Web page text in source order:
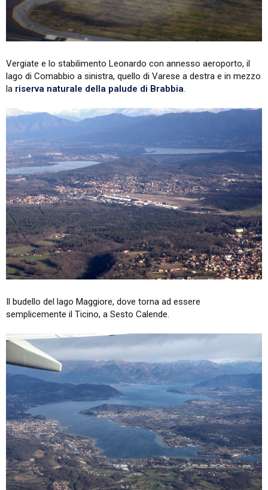
Vergiate e lo stabilimento Leonardo con annesso aeroporto, il
lago di Comabbio a sinistra, quello di Varese a destra e in mezzo
la riserva naturale della palude di Brabbia.
Il budello del lago Maggiore, dove torna ad essere
semplicemente il Ticino, a Sesto Calende.